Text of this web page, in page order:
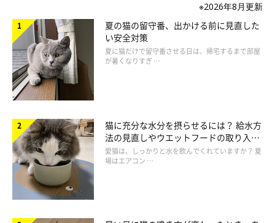
もちます。対して、猫・牛・馬など多くの哺乳類は、青・緑の2
種しかない「二色型色覚」です。そのため、猫が認識できる色は
青と緑、そして黄といわれています。（黄と緑の区別がつかない
という説もあります。）
猫と人での、見える色の主な相違点は以下のとおりです。
・紫は青に見える
・赤は緑に見える
・橙は黄に見える
つまり猫は、赤いリンゴは緑色に、紫色のブドウは青色に見えて
いるのです。
※2026年8月更新
夏の猫の留守番、出かける前に見直した
い安全対策
夏に猫だけで留守番させる日は、帰宅するまで部屋
が暑くなりすぎ …
猫に充分な水分を摂らせるには？ 給水方
法の見直しやウエットフードの取り入れ
方を解説
愛猫は、しっかりと水を飲んでくれていますか？ 夏
場はエアコン …